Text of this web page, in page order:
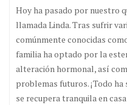
Hoy ha pasado por nuestro
llamada Linda. Tras sufrir
comúnmente conocidas
familia ha optado por la
alteración hormonal, así
problemas futuros. ¡Todo
se recupera tranquila en